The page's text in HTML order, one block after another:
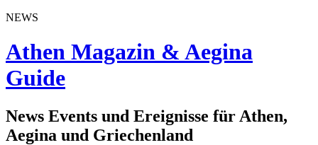
NEWS
Athen Magazin & Aegina
Guide
News Events und Ereignisse für Athen,
Aegina und Griechenland